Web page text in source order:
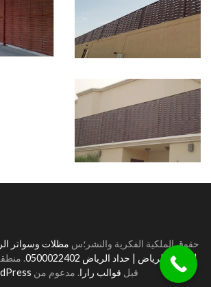
حقوق الملكية الفكرية والنشر؛س مظلات وسواتر
| سواتر الرياض | حداد الرياض 0500022402
.
قبل قوالب رارا. مدعوم من